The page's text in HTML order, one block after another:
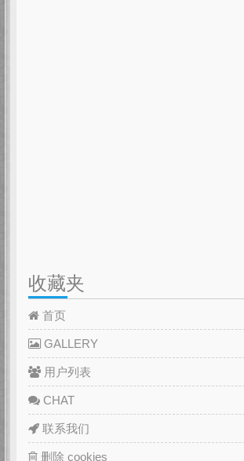
收藏夹
首页
GALLERY
用户列表
CHAT
联系我们
删除 cookies